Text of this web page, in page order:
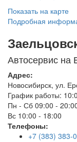
Показать на карте
Подробная
Автосервис на
Адрес:
Новосибирск, ул.
График работы:
Пн - Сб 09:00 -
Вс 10:00 - 18:00
Телефоны:
+7 (383) 383-